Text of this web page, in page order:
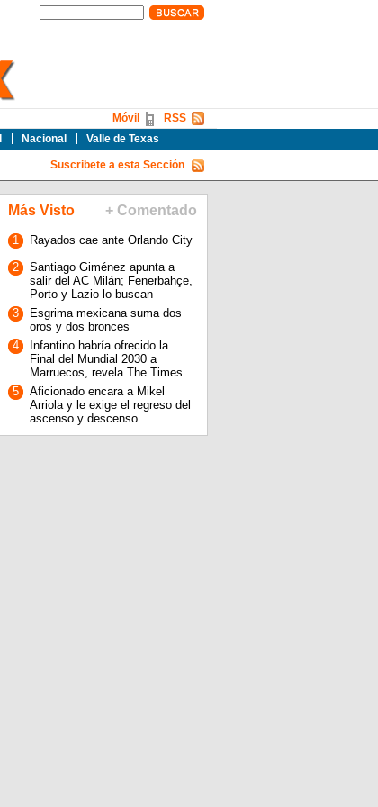
Nacional Valle de Texas
RSS
Móvil
Suscribete a esta Sección
Más Visto + Comentado
1
Rayados cae ante Orlando City
2
Santiago Giménez apunta a
salir del AC Milán; Fenerbahçe,
Porto y Lazio lo buscan
3
Esgrima mexicana suma dos
oros y dos bronces
4
Infantino habría ofrecido la
Final del Mundial 2030 a
Marruecos, revela The Times
5
Aficionado encara a Mikel
Arriola y le exige el regreso del
ascenso y descenso